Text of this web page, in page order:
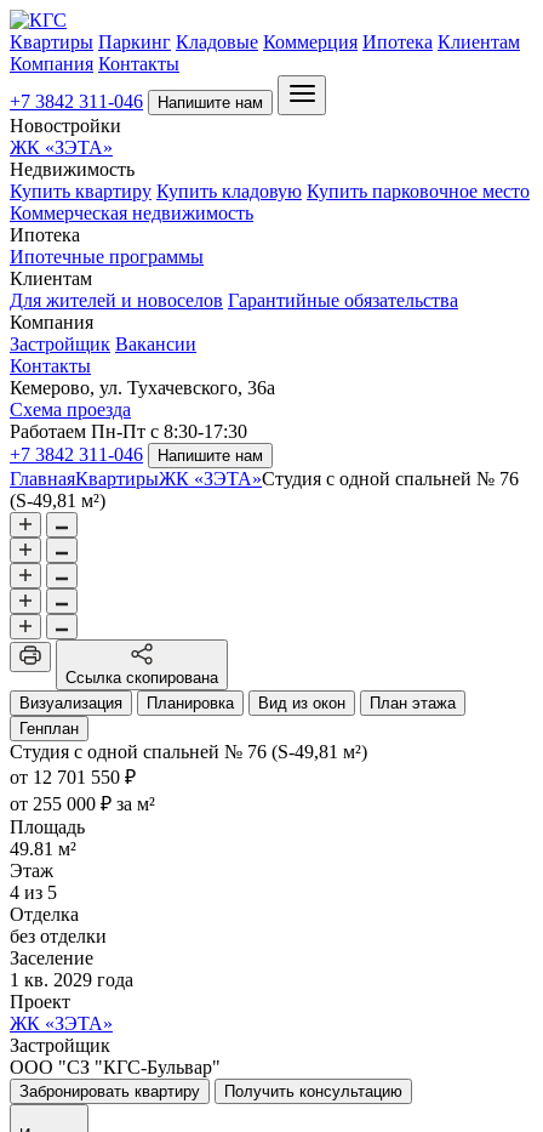
Квартиры Паркинг Кладовые Коммерция Ипотека Клиентам
Компания Контакты
+7 3842 311-046
Напишите нам
Новостройки
ЖК «ЗЭТА»
Недвижимость
Купить квартиру Купить кладовую Купить парковочное место
Коммерческая недвижимость
Ипотека
Ипотечные программы
Клиентам
Для жителей и новоселов Гарантийные обязательства
Компания
Застройщик Вакансии
Контакты
Кемерово, ул. Тухачевского, 36а
Схема проезда
Работаем Пн-Пт с 8:30-17:30
+7 3842 311-046
Напишите нам
ГлавнаяКвартирыЖК «ЗЭТА»Студия с одной спальней № 76
(S-49,81 м²)
Ссылка скопирована
Визуализация
Планировка Вид из окон
План этажа
Генплан
Студия с одной спальней № 76 (S-49,81 м²)
от 12 701 550 ₽
от 255 000 ₽ за м²
Площадь
49.81 м²
Этаж
4 из 5
Отделка
без отделки
Заселение
1 кв. 2029 года
Проект
ЖК «ЗЭТА»
Застройщик
ООО "СЗ "КГС-Бульвар"
Забронировать квартиру Получить консультацию